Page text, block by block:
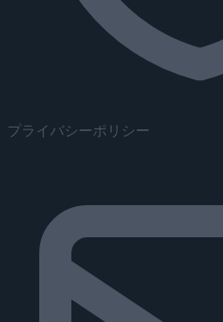
プライバシーポリシー